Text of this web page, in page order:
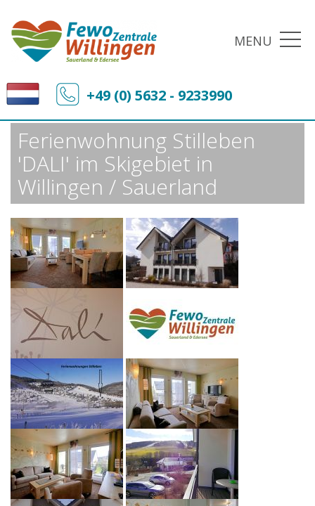
MENU
+49 (0) 5632 - 9233990
Fewo-Zentrale Willingen
Sonderangebote
Ferienwohnung Stilleben 'DALI' im Skigebiet in Willingen / Sauerland
Ferienwohnung Stilleben
'DALI' im Skigebiet in
Willingen / Sauerland